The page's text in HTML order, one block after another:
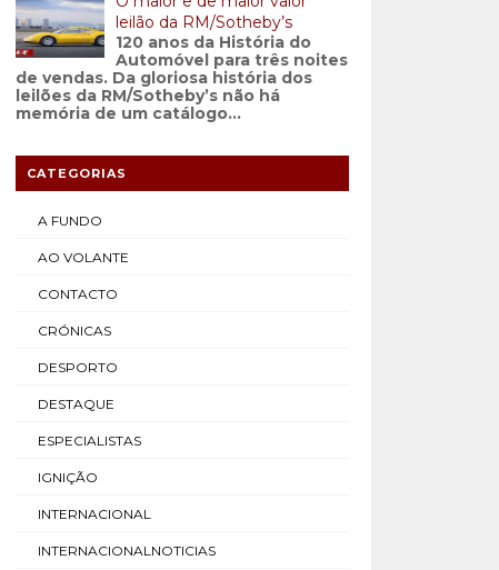
leilão da RM/Sotheby’s
120 anos da História do
Automóvel para três noites
de vendas. Da gloriosa história dos
leilões da RM/Sotheby’s não há
memória de um catálogo...
CATEGORIAS
A FUNDO
AO VOLANTE
CONTACTO
CRÓNICAS
DESPORTO
DESTAQUE
ESPECIALISTAS
IGNIÇÃO
INTERNACIONAL
INTERNACIONALNOTICIAS